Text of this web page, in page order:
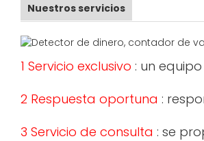
Nuestros servicios
1 Servicio exclusivo : un
2 Respuesta oportuna :
3 Servicio de consulta : se